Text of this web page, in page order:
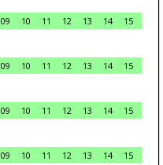
09 10 11 12 13 14
15
09 10 11 12 13 14
15
09 10 11 12 13 14
15
09 10 11 12 13 14
15